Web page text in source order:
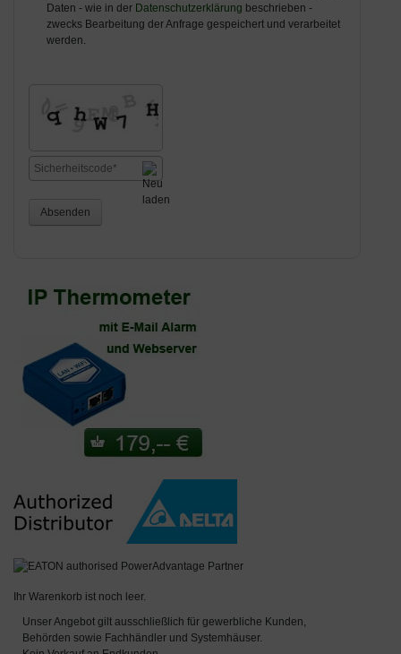
Daten - wie in der Datenschutzerklärung beschrieben -
zwecks Bearbeitung der Anfrage gespeichert und verarbeitet
werden.
Absenden
Ihr Warenkorb ist noch leer.
Unser Angebot gilt ausschließlich für gewerbliche Kunden,
Behörden sowie Fachhändler und Systemhäuser.